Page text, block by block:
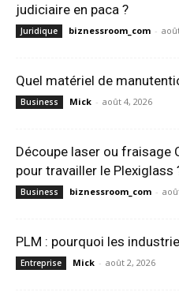
judiciaire en paca ?
Juridique biznessroom_com -
Quel matériel de
Business Mick - août 4, 2026
Découpe laser ou fraisage
pour travailler le Plexiglass
Business biznessroom_com -
PLM : pourquoi les
Entreprise Mick - août 2, 2026